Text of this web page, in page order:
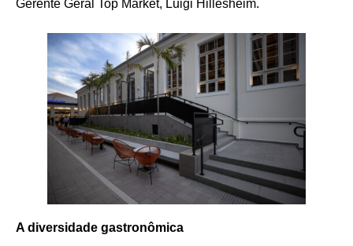
Gerente Geral Top Market, Luigi Hillesheim.
A diversidade gastronômica